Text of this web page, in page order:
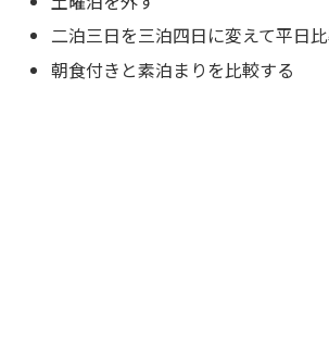
二泊三日を三泊四日に変えて平日
朝食付きと素泊まりを比較する